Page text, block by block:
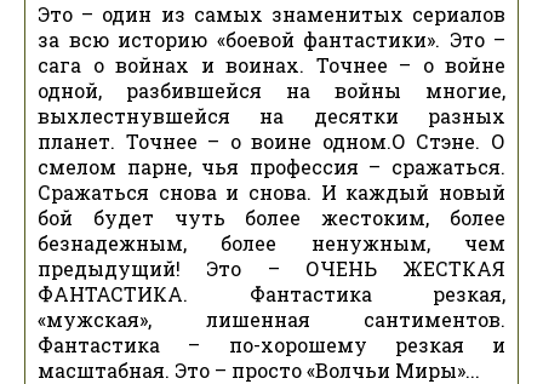
Это – один из самых знаменитых сериалов
за всю историю «боевой фантастики». Это –
сага о войнах и воинах. Точнее – о войне
одной, разбившейся на войны многие,
выхлестнувшейся на десятки разных
планет. Точнее – о воине одном.О Стэне. О
смелом парне, чья профессия – сражаться.
Сражаться снова и снова. И каждый новый
бой будет чуть более жестоким, более
безнадежным, более ненужным, чем
предыдущий! Это – ОЧЕНЬ ЖЕСТКАЯ
ФАНТАСТИКА. Фантастика резкая,
«мужская», лишенная сантиментов.
Фантастика – по-хорошему резкая и
масштабная. Это – просто «Волчьи Миры»...